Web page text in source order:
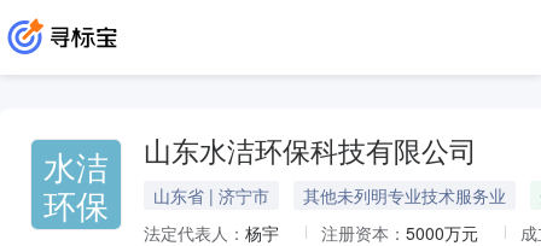
水洁
环保
山东水洁环保科技有限公司
山东省 | 济宁市 其他未列明专业技术服务业
法定代表人： 杨宇 注册资本： 5000万元